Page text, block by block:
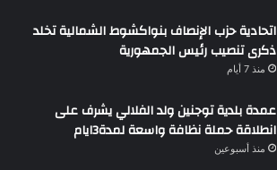
اتحادية حزب الإنصاف بنواكشوط الشمالية تخلد
ذكرى تنصيب رئيس الجمهورية
منذ 7 أيام
عمدة بلدية توجنين ولد الفلالي يشرف على
انطلاقة حملة نظافة واسعة لمدة3ايام
منذ أسبوعين